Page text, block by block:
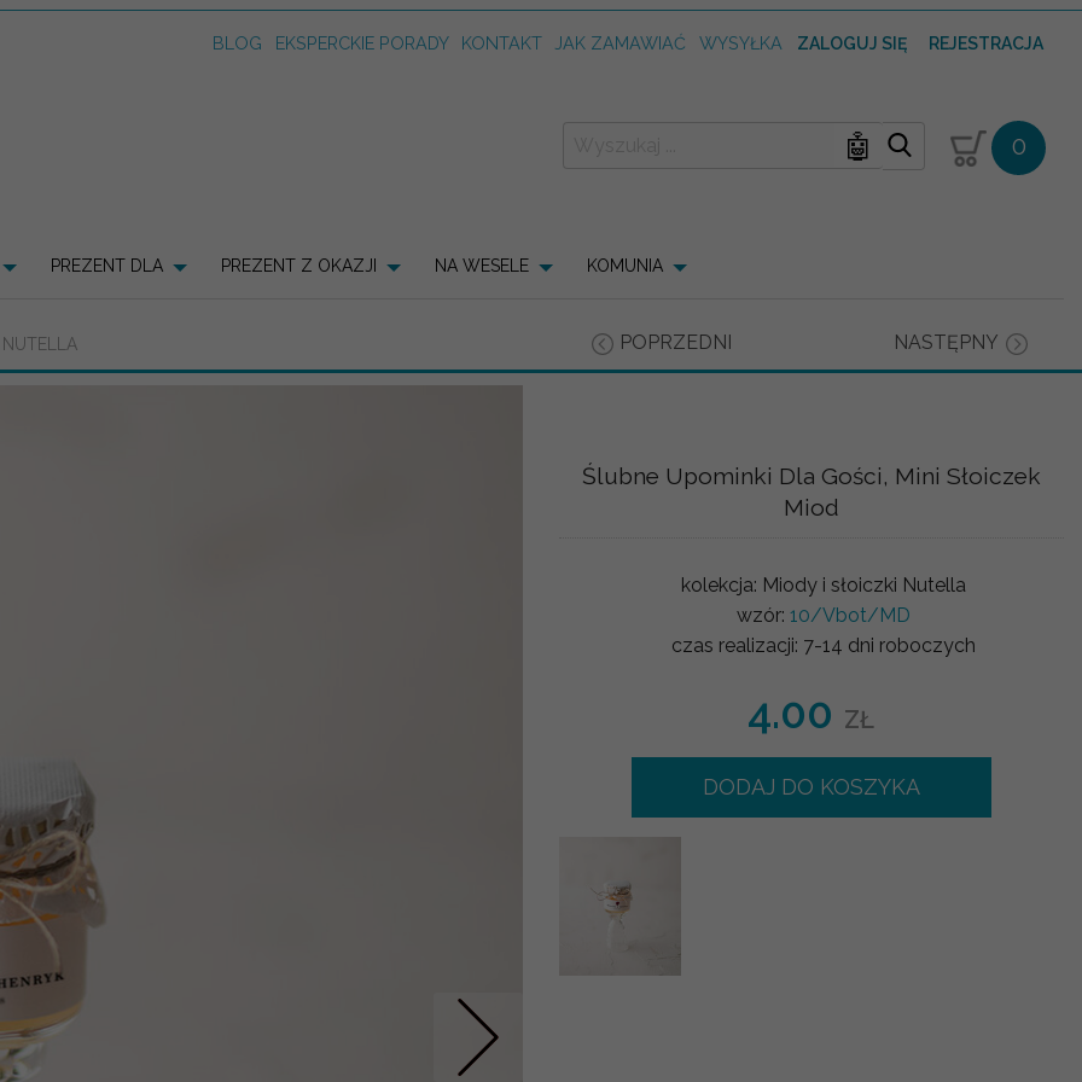
BLOG EKSPERCKIE PORADY KONTAKT JAK ZAMAWIAĆ WYSYŁKA ZALOGUJ SIĘ REJESTRACJA
🤖 0
PREZENT DLA PREZENT Z OKAZJI NA WESELE KOMUNIA
POPRZEDNI NASTĘPNY
Nastepne
Ślubne Upominki Dla Gości, Mini Słoiczek
Miod
kolekcja: Miody i słoiczki Nutella
wzór: 10/Vbot/MD
czas realizacji: 7-14 dni roboczych
4.00 ZŁ
DODAJ DO KOSZYKA